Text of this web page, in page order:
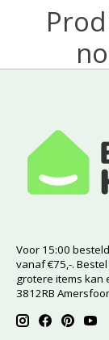
Voor 15:00
vanaf €75,-.
grotere items kan
3812RB